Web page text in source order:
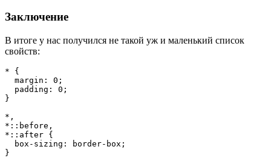
Заключение
В итоге у нас получился не такой уж и маленький список
свойств:
* {
  margin: 0;
  padding: 0;
}
*,
*::before,
*::after {
  box-sizing: border-box;
}